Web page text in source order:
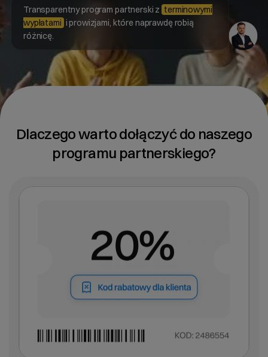
Transparentny program partnerski z terminowymi
wypłatami i prowizjami, które naprawdę robią
różnicę.
Dlaczego warto dołączyć do naszego
programu partnerskiego?